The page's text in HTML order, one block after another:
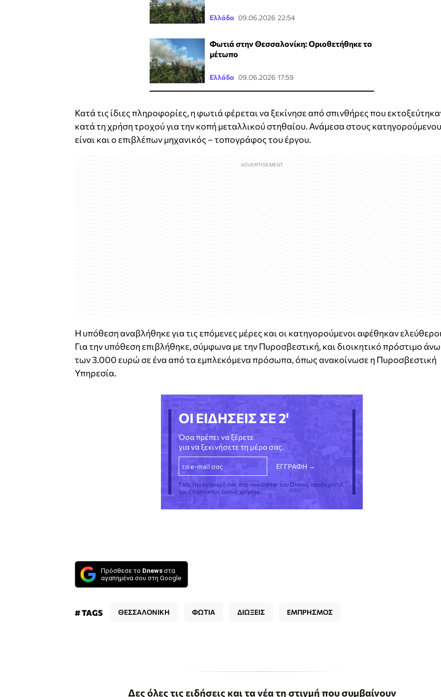
Ελλάδα 09.06.2026 22:54
Φωτιά στην Θεσσαλονίκη: Οριοθετήθηκε το
μέτωπο
Ελλάδα 09.06.2026 17:59
Κατά τις ίδιες πληροφορίες, η φωτιά φέρεται να ξεκίνησε από σπινθήρες που
κατά τη χρήση τροχού για την κοπή μεταλλικού στηθαίου. Ανάμεσα στους
είναι και ο επιβλέπων μηχανικός – τοπογράφος του έργου.
Η υπόθεση αναβλήθηκε για τις επόμενες μέρες και οι κατηγορούμενοι αφέθηκαν
Για την υπόθεση επιβλήθηκε, σύμφωνα με την Πυροσβεστική, και διοικητικό πρόστιμο άνω
των 3.000 ευρώ σε ένα από τα εμπλεκόμενα πρόσωπα, όπως ανακοίνωσε η Πυροσβεστική
Υπηρεσία.
ΟΙ ΕΙΔΗΣΕΙΣ ΣΕ 2'
Όσα πρέπει να ξέρετε
για να ξεκινήσετε τη μέρα σας.
* Με την εγγραφή σας στο newsletter του Dnews, αποδέχεστε
τους σχετικούς όρους χρήσης
Πρόσθεσε το Dnews στα
αγαπημένα σου στη Google
# TAGS ΘΕΣΣΑΛΟΝΙΚΗ ΦΩΤΙΑ ΔΙΩΞΕΙΣ ΕΜΠΡΗΣΜΟΣ
Δες όλες τις ειδήσεις και τα νέα τη στιγμή που συμβαίνουν